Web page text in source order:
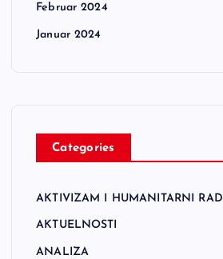
Februar 2024
Januar 2024
Categories
AKTIVIZAM I HUMANITARNI RAD
AKTUELNOSTI
ANALIZA